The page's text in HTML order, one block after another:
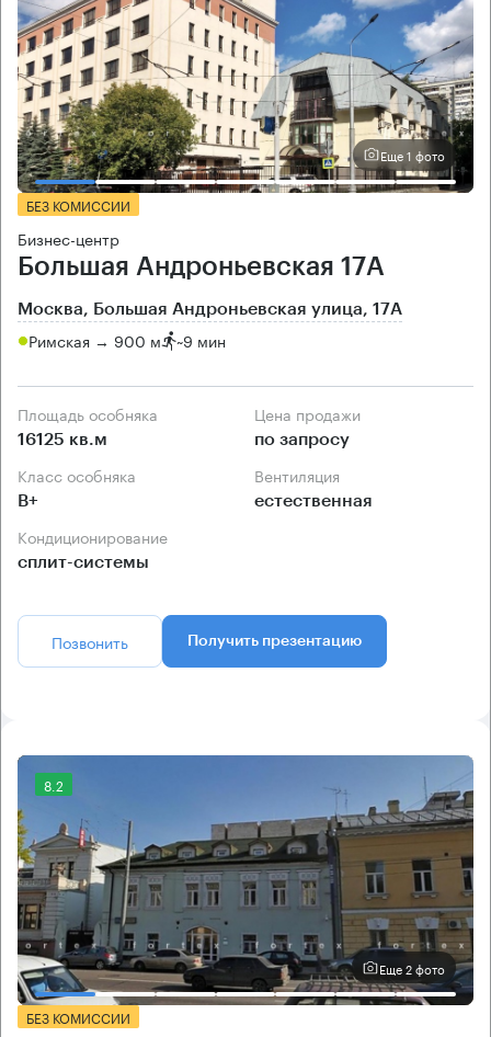
Еще 1 фото
БЕЗ КОМИССИИ
Бизнес-центр
Большая Андроньевская 17А
Москва, Большая Андроньевская улица, 17А
Римская → 900 м ~9 мин
Площадь особняка
16125 кв.м
Цена продажи
по запросу
Класс особняка
B+
Вентиляция
естественная
Кондиционирование
сплит-системы
Позвонить Получить презентацию
8.2
Еще 2 фото
БЕЗ КОМИССИИ